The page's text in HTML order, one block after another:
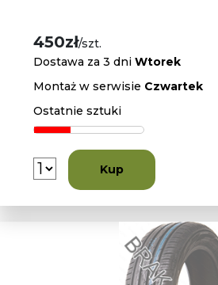
450zł/szt.
Dostawa za 3 dniWtorek
Montaż w serwisie Czwartek
Ostatnie sztuki
Kup